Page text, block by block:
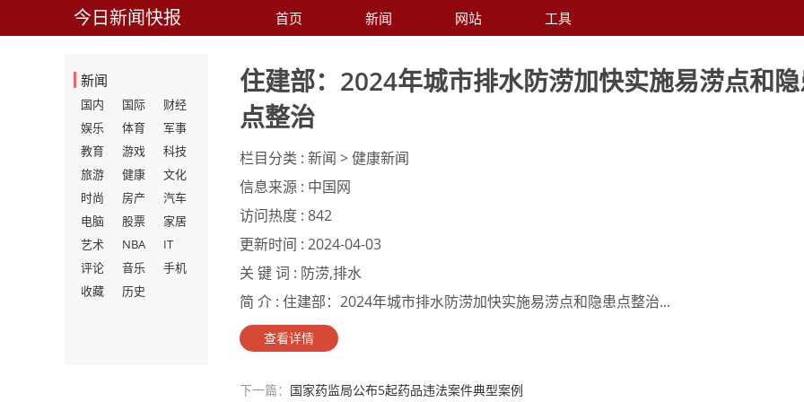
今日新闻快报 首页 新闻 网站 工具
新闻
国内 国际
财经
娱乐
体育
军事
教育
游戏
科技
旅游
健康
文化
时尚
房产
汽车
电脑
股票
家居
艺术
NBA
IT
评论
音乐
手机
收藏
历史
住建部：2024年城市排水防涝加快实施易涝点和
点整治
栏目分类 : 新闻 > 健康新闻
信息来源 : 中国网
访问热度 : 842
更新时间 : 2024-04-03
关 键 词 : 防涝,排水
简 介 : 住建部：2024年城市排水防涝加快实施易涝点和隐患点整治...
查看详情
下一篇： 国家药监局公布5起药品违法案件典型案例